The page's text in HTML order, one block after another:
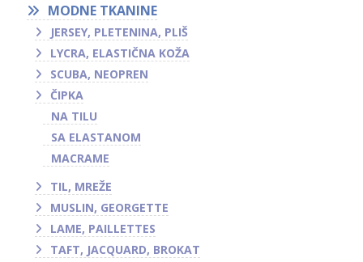
MODNE TKANINE
JERSEY, PLETENINA, PLIŠ
LYCRA, ELASTIČNA KOŽA
SCUBA, NEOPREN
ČIPKA
NA TILU
SA ELASTANOM
MACRAME
TIL, MREŽE
MUSLIN, GEORGETTE
LAME, PAILLETTES
TAFT, JACQUARD, BROKAT